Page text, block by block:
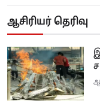
ஆசிரியர் தெரிவு